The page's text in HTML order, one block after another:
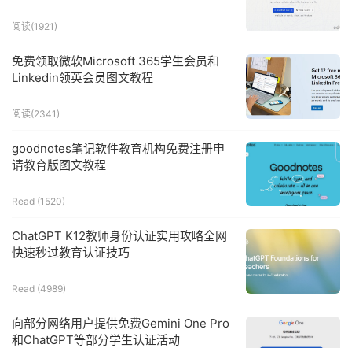
阅读(1921 )
免费领取微软Microsoft 365学生会员和
Linkedin领英会员图文教程
阅读(2341 )
goodnotes笔记软件教育机构免费注册申
请教育版图文教程
Read (1520)
ChatGPT K12教师身份认证实用攻略全网
快速秒过教育认证技巧
Read (4989)
向部分网络用户提供免费Gemini One Pro
和ChatGPT等部分学生认证活动